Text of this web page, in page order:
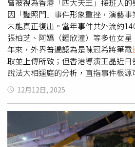
因「豔照門」事件形象重挫，演藝
未能真正復出。當年事件共外流約
張柏芝、阿嬌（鍾欣潼）等多位女
年來，外界普遍認為是陳冠希將筆電
取並上傳所致；但香港導演王晶近
說法大相逕庭的分析，直指事件根
「愛炫耀」。王晶在個人YouTube
表示，若僅靠自行搜尋，幾乎不可
找到精準照片。他質疑：「如果沒
名，誰會知道這些照片藏在哪裡？
希在聚會中喝酒或情緒高漲時，曾向
星及所拍下的私密畫面，甚至主動給
12月12日, 2025